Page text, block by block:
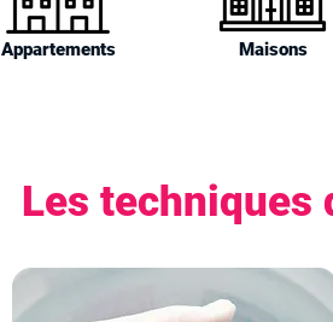
Appartements Maisons
Les techniques